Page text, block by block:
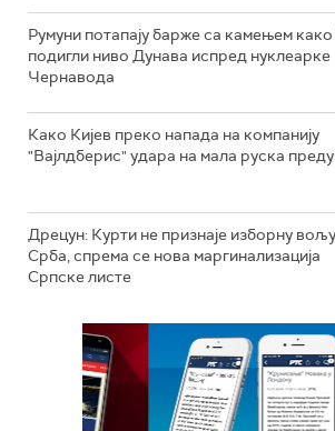
Румуни потапају барже са камењем
подигли ниво Дунава испред нуклеарке
Чернавода
Како Кијев преко напада на компанију
"Вајлдберис" удара на мала руска
Дрецун: Курти не признаје изборну вољу
Срба, спрема се нова маргинализација
Српске листе